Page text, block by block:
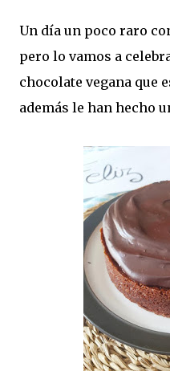
Un día un poco raro
pero lo vamos a
chocolate vegana que
además le han hecho